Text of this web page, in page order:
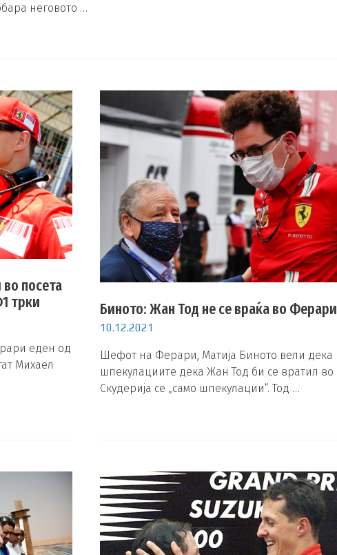
неговото …
посета
трки
еден од
Михаел
Биното: Жан Тод не се враќа во Ферари
10.12.2021
Шефот на Ферари, Матија Биното вели дека
шпекулациите дека Жан Тод би се вратил во
Скудерија се „само шпекулации“. Тод …